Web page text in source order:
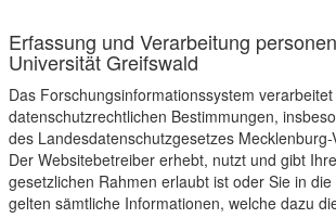
Erfassung und Verarbeitung
Universität Greifswald
Das Forschungsinformationssystem
datenschutzrechtlichen Bestimmungen,
des Landesdatenschutzgesetzes
Der Websitebetreiber erhebt, nutzt und gibt
gesetzlichen Rahmen erlaubt ist oder Sie in
gelten sämtliche Informationen, welche dazu